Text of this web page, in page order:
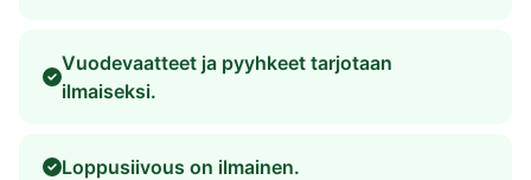
Vuodevaatteet ja pyyhkeet tarjotaan
ilmaiseksi.
Loppusiivous on ilmainen.